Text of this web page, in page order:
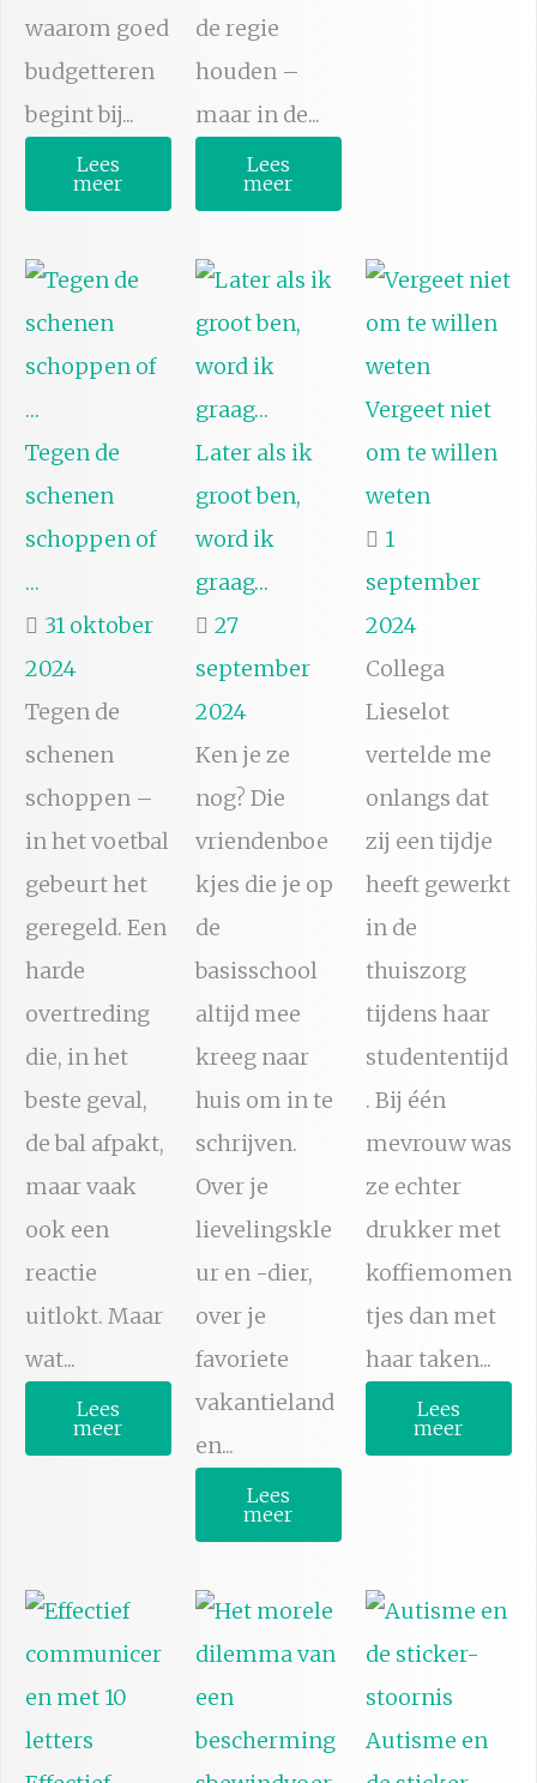
waarom goed
budgetteren
begint bij...
Lees
meer
de regie
houden –
maar in de...
Lees
meer
Tegen de
schenen
schoppen of
…
31 oktober
2024
Tegen de
schenen
schoppen –
in het voetbal
gebeurt het
geregeld. Een
harde
overtreding
die, in het
beste geval,
de bal afpakt,
maar vaak
ook een
reactie
uitlokt. Maar
wat...
Lees
meer
Later als ik
groot ben,
word ik
graag…
27
september
2024
Ken je ze
nog? Die
vriendenboe
kjes die je op
de
basisschool
altijd mee
kreeg naar
huis om in te
schrijven.
Over je
lievelingskle
ur en -dier,
over je
favoriete
vakantieland
en...
Lees
meer
Vergeet niet
om te willen
weten
1
september
2024
Collega
Lieselot
vertelde me
onlangs dat
zij een tijdje
heeft gewerkt
in de
thuiszorg
tijdens haar
studententijd
. Bij één
mevrouw was
ze echter
drukker met
koffiemomen
tjes dan met
haar taken...
Lees
meer
Autisme en